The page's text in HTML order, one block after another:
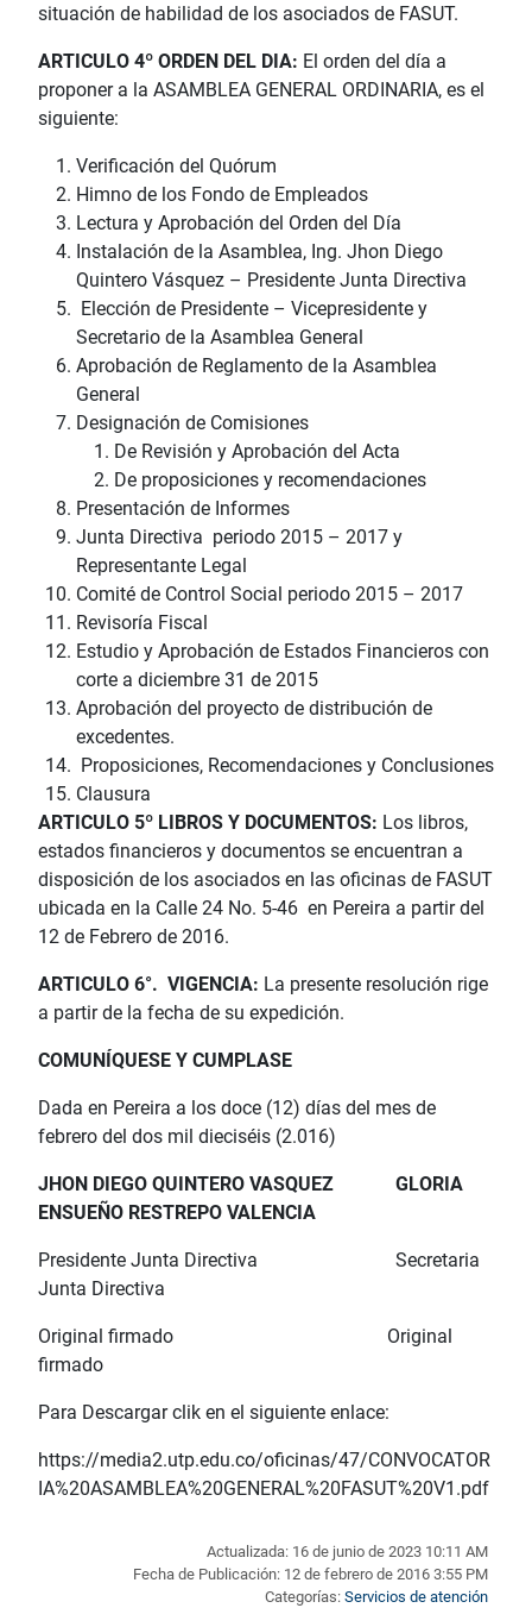
situación de habilidad de los asociados de FASUT.
ARTICULO 4º ORDEN DEL DIA: El orden del día a
proponer a la ASAMBLEA GENERAL ORDINARIA, es el
siguiente:
Verificación del Quórum
Himno de los Fondo de Empleados
Lectura y Aprobación del Orden del Día
Instalación de la Asamblea, Ing. Jhon Diego
Quintero Vásquez – Presidente Junta Directiva
Elección de Presidente – Vicepresidente y
Secretario de la Asamblea General
Aprobación de Reglamento de la Asamblea
General
Designación de Comisiones
De Revisión y Aprobación del Acta
De proposiciones y recomendaciones
Presentación de Informes
Junta Directiva periodo 2015 – 2017 y
Representante Legal
Comité de Control Social periodo 2015 – 2017
Revisoría Fiscal
Estudio y Aprobación de Estados Financieros con
corte a diciembre 31 de 2015
Aprobación del proyecto de distribución de
excedentes.
Proposiciones, Recomendaciones y Conclusiones
Clausura
ARTICULO 5º LIBROS Y DOCUMENTOS: Los libros,
estados financieros y documentos se encuentran a
disposición de los asociados en las oficinas de FASUT
ubicada en la Calle 24 No. 5-46 en Pereira a partir del
12 de Febrero de 2016.
ARTICULO 6°. VIGENCIA: La presente resolución rige
a partir de la fecha de su expedición.
COMUNÍQUESE Y CUMPLASE
Dada en Pereira a los doce (12) días del mes de
febrero del dos mil dieciséis (2.016)
JHON DIEGO QUINTERO VASQUEZ GLORIA
ENSUEÑO RESTREPO VALENCIA
Presidente Junta Directiva Secretaria
Junta Directiva
Original firmado Original
firmado
Para Descargar clik en el siguiente enlace:
https://media2.utp.edu.co/oficinas/47/CONVOCATOR
IA%20ASAMBLEA%20GENERAL%20FASUT%20V1.pdf
Actualizada: 16 de junio de 2023 10:11 AM
Fecha de Publicación: 12 de febrero de 2016 3:55 PM
Categorías: Servicios de atención